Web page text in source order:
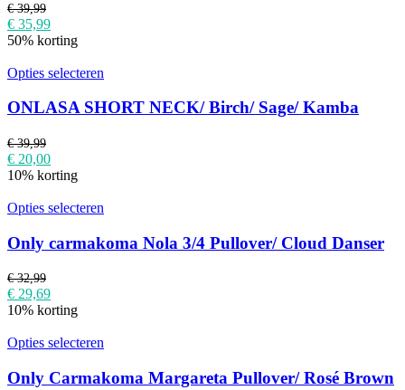
€39,99
€ 35,99
50% korting
Opties selecteren
ONLASA SHORT NECK/ Birch/ Sage/ Kamba
€39,99
€ 20,00
10% korting
Opties selecteren
Only carmakoma Nola 3/4 Pullover/ Cloud Danser
€32,99
€ 29,69
10% korting
Opties selecteren
Only Carmakoma Margareta Pullover/ Rosé Brown